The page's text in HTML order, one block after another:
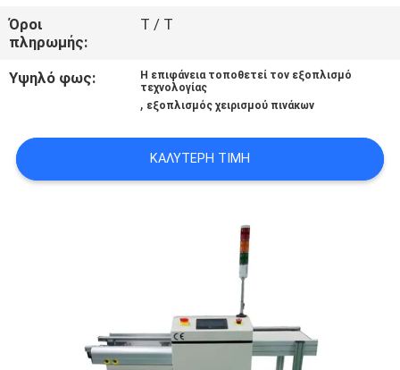
ΖΗΤΉΣΤΕ
ΈΝΑ
ΑΠΌΣΠΑΣΜΑ
SITEMAP
Όροι
πληρωμής:
T / T
Υψηλό φως:
Η επιφάνεια τοποθετεί τον εξοπλισμό
τεχνολογίας
, εξοπλισμός χειρισμού πινάκων
ΚΑΛΎΤΕΡΗ ΤΙΜΉ